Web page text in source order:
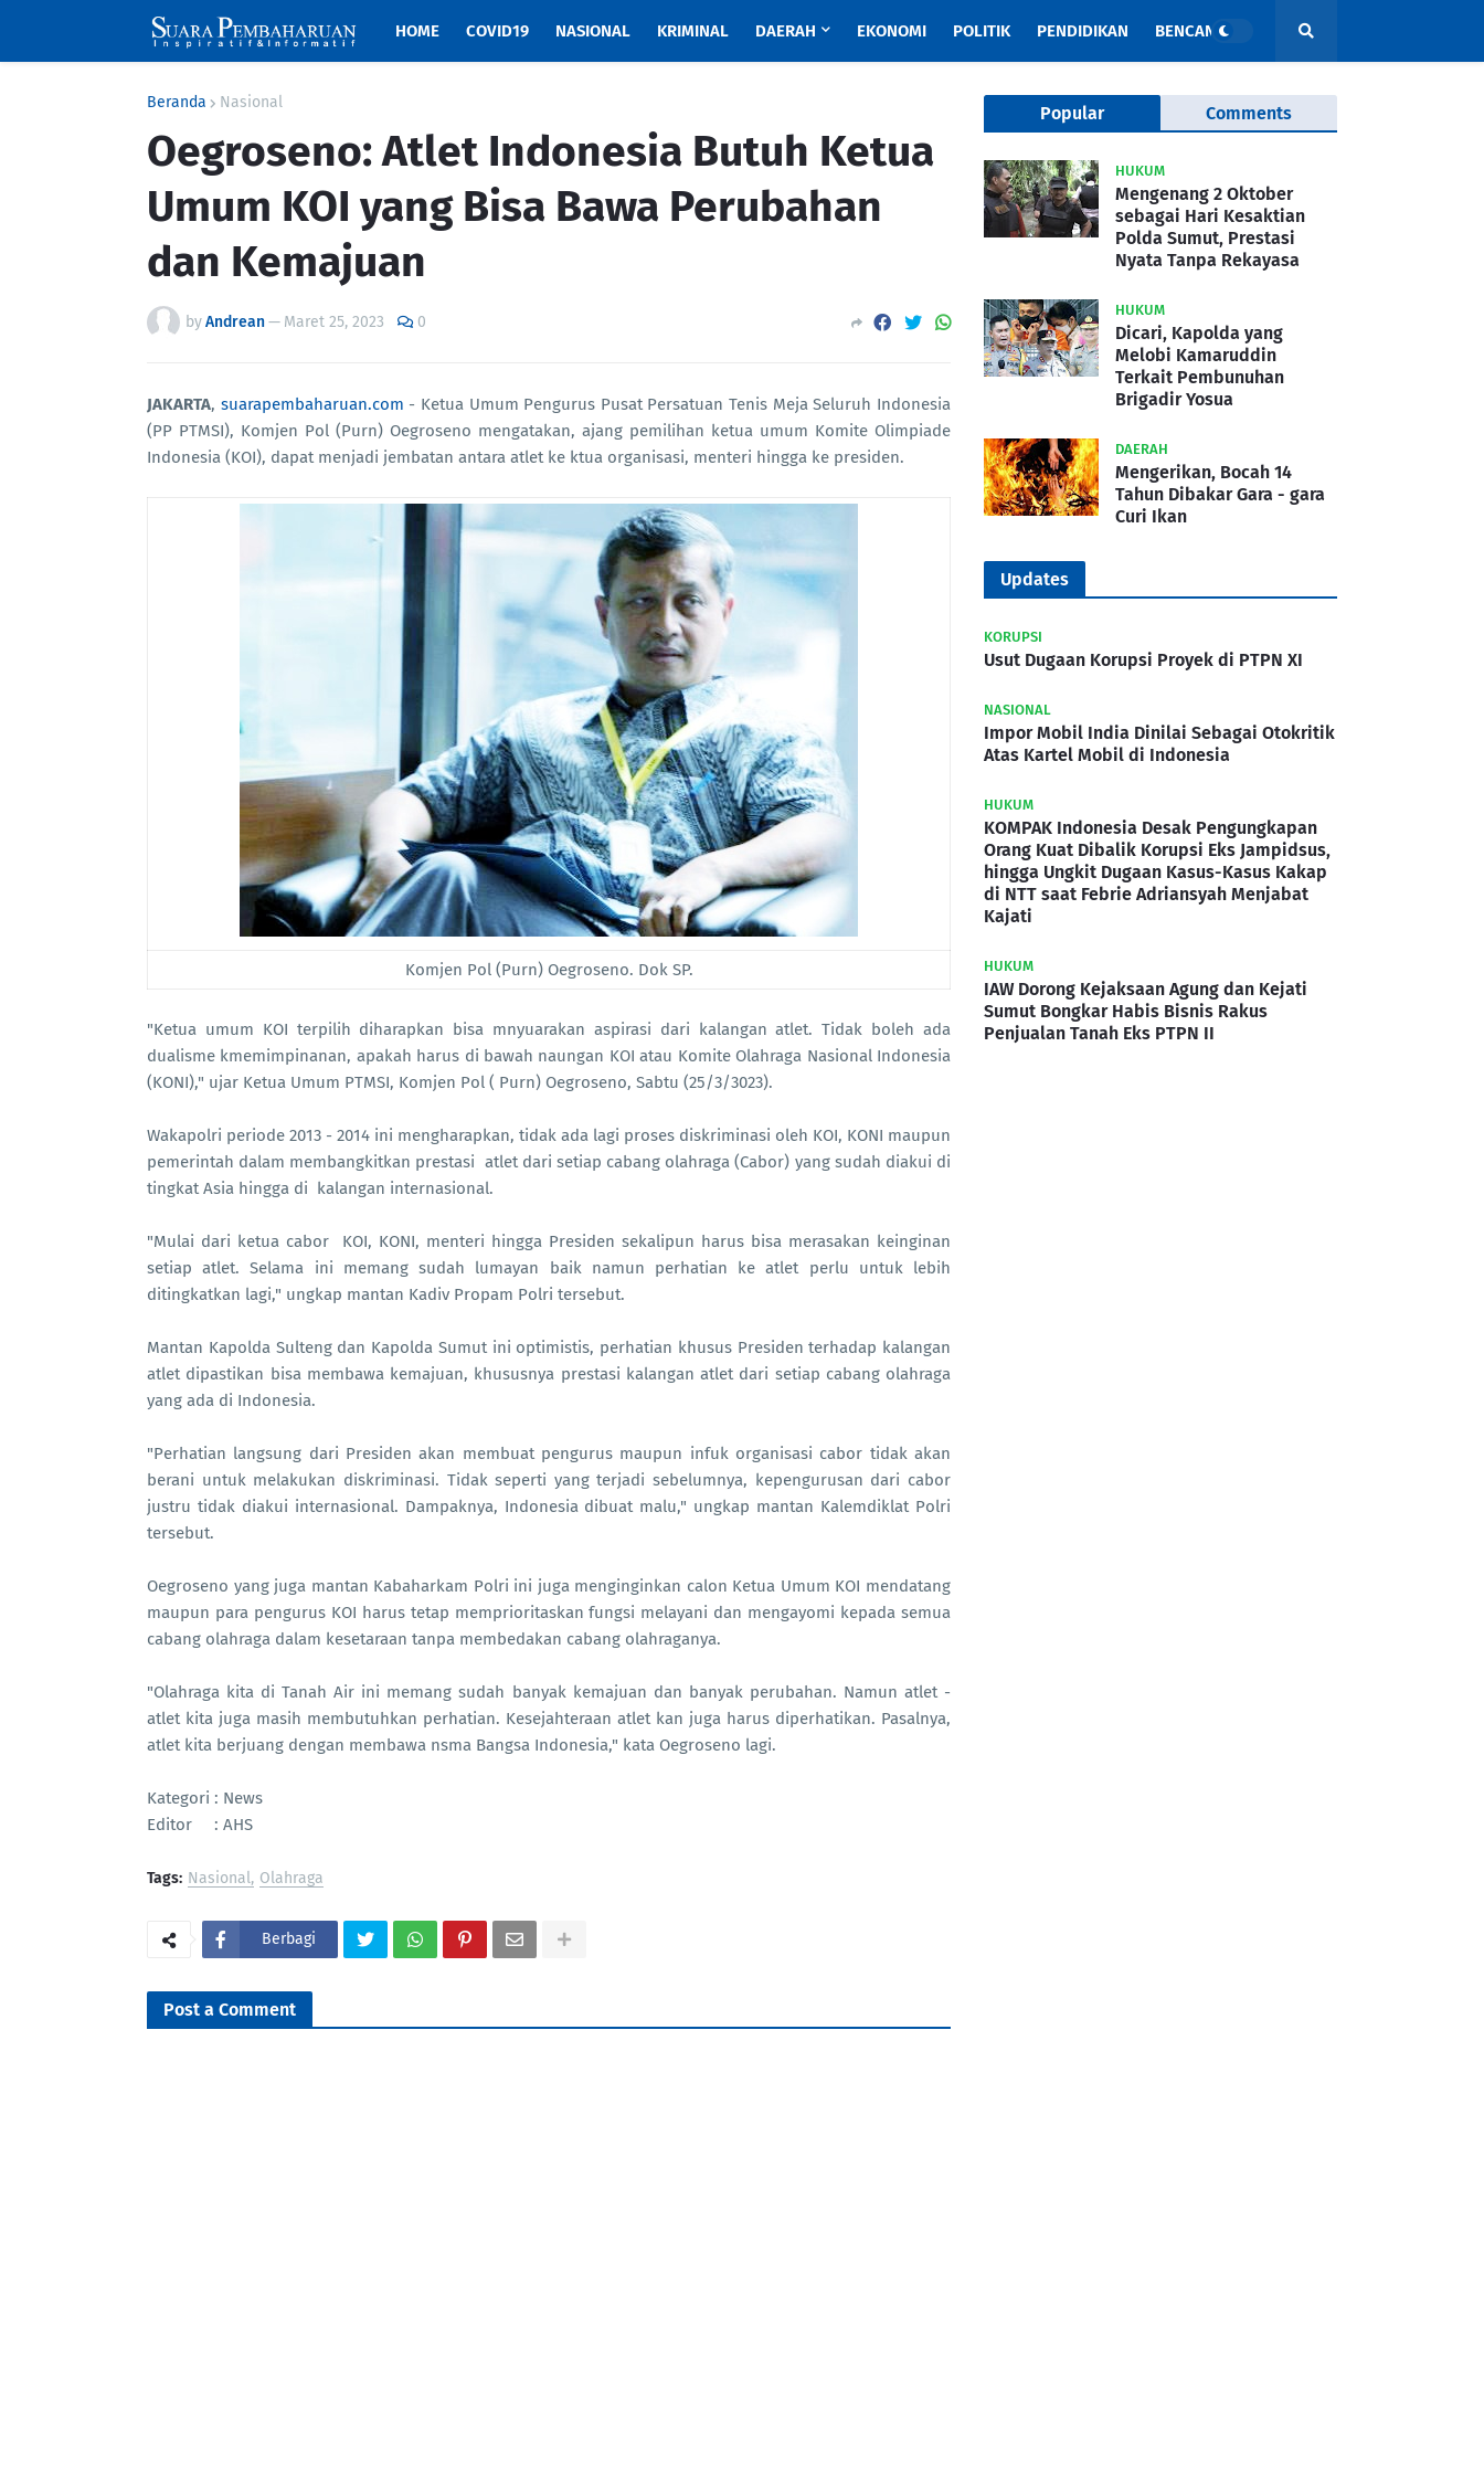
HOME COVID19 NASIONAL KRIMINAL DAERAH EKONOMI POLITIK PENDIDIKAN BENCANA
Beranda Nasional
Oegroseno: Atlet Indonesia Butuh Ketua
Umum KOI yang Bisa Bawa Perubahan
dan Kemajuan
byAndrean— Maret 25, 2023 0
JAKARTA, suarapembaharuan.com - Ketua Umum Pengurus Pusat Persatuan Tenis Meja Seluruh Indonesia
(PP PTMSI), Komjen Pol (Purn) Oegroseno mengatakan, ajang pemilihan ketua umum Komite Olimpiade
Indonesia (KOI), dapat menjadi jembatan antara atlet ke ktua organisasi, menteri hingga ke presiden.
Komjen Pol (Purn) Oegroseno. Dok SP.
"Ketua umum KOI terpilih diharapkan bisa mnyuarakan aspirasi dari kalangan atlet. Tidak boleh ada
dualisme kmemimpinanan, apakah harus di bawah naungan KOI atau Komite Olahraga Nasional Indonesia
(KONI)," ujar Ketua Umum PTMSI, Komjen Pol ( Purn) Oegroseno, Sabtu (25/3/3023).
Wakapolri periode 2013 - 2014 ini mengharapkan, tidak ada lagi proses diskriminasi oleh KOI, KONI maupun
pemerintah dalam membangkitkan prestasi atlet dari setiap cabang olahraga (Cabor) yang sudah diakui di
tingkat Asia hingga di kalangan internasional.
"Mulai dari ketua cabor KOI, KONI, menteri hingga Presiden sekalipun harus bisa merasakan keinginan
setiap atlet. Selama ini memang sudah lumayan baik namun perhatian ke atlet perlu untuk lebih
ditingkatkan lagi," ungkap mantan Kadiv Propam Polri tersebut.
Mantan Kapolda Sulteng dan Kapolda Sumut ini optimistis, perhatian khusus Presiden terhadap kalangan
atlet dipastikan bisa membawa kemajuan, khususnya prestasi kalangan atlet dari setiap cabang olahraga
yang ada di Indonesia.
"Perhatian langsung dari Presiden akan membuat pengurus maupun infuk organisasi cabor tidak akan
berani untuk melakukan diskriminasi. Tidak seperti yang terjadi sebelumnya, kepengurusan dari cabor
justru tidak diakui internasional. Dampaknya, Indonesia dibuat malu," ungkap mantan Kalemdiklat Polri
tersebut.
Oegroseno yang juga mantan Kabaharkam Polri ini juga menginginkan calon Ketua Umum KOI mendatang
maupun para pengurus KOI harus tetap memprioritaskan fungsi melayani dan mengayomi kepada semua
cabang olahraga dalam kesetaraan tanpa membedakan cabang olahraganya.
"Olahraga kita di Tanah Air ini memang sudah banyak kemajuan dan banyak perubahan. Namun atlet -
atlet kita juga masih membutuhkan perhatian. Kesejahteraan atlet kan juga harus diperhatikan. Pasalnya,
atlet kita berjuang dengan membawa nsma Bangsa Indonesia," kata Oegroseno lagi.
Kategori : News
Editor : AHS
Tags: Nasional Olahraga
Berbagi
Post a Comment
Popular Comments
HUKUM
Mengenang 2 Oktober
sebagai Hari Kesaktian
Polda Sumut, Prestasi
Nyata Tanpa Rekayasa
HUKUM
Dicari, Kapolda yang
Melobi Kamaruddin
Terkait Pembunuhan
Brigadir Yosua
DAERAH
Mengerikan, Bocah 14
Tahun Dibakar Gara - gara
Curi Ikan
Updates
KORUPSI
Usut Dugaan Korupsi Proyek di PTPN XI
NASIONAL
Impor Mobil India Dinilai Sebagai Otokritik
Atas Kartel Mobil di Indonesia
HUKUM
KOMPAK Indonesia Desak Pengungkapan
Orang Kuat Dibalik Korupsi Eks Jampidsus,
hingga Ungkit Dugaan Kasus-Kasus Kakap
di NTT saat Febrie Adriansyah Menjabat
Kajati
HUKUM
IAW Dorong Kejaksaan Agung dan Kejati
Sumut Bongkar Habis Bisnis Rakus
Penjualan Tanah Eks PTPN II